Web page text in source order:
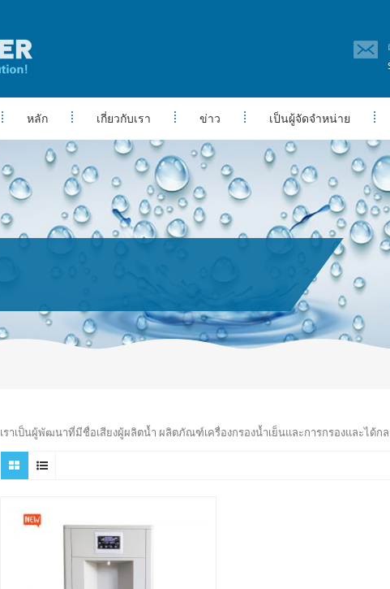
หลัก เกี่ยวกับเรา ข่าว เป็นผู้จัดจำหน่าย
เราเป็นผู้พัฒนาที่มีชื่อเสียงผู้ผลิตน้ำ ผลิตภัณฑ์เครื่องกรองน้ำเย็นและการกรองและได้ก